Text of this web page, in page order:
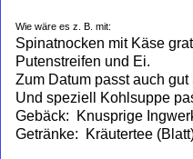
Wie wäre es z. B. mit:
Spinatnocken mit Käse
Putenstreifen und Ei.
Zum Datum passt auch
Und speziell Kohlsuppe
Gebäck: Knusprige
Getränke: Kräutertee